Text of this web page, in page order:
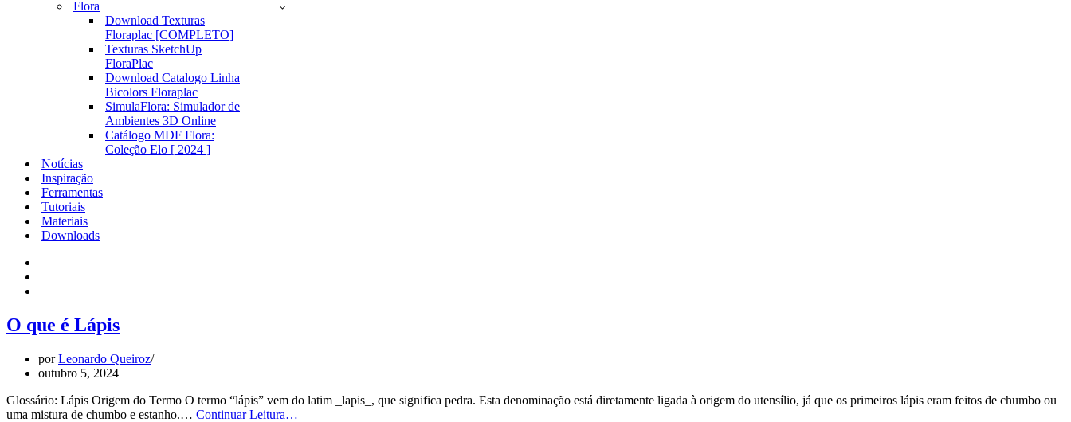
Flora
Download Texturas
Floraplac [COMPLETO]
Texturas SketchUp
FloraPlac
Download Catalogo Linha
Bicolors Floraplac
SimulaFlora: Simulador de
Ambientes 3D Online
Catálogo MDF Flora:
Coleção Elo [ 2024 ]
Notícias
Inspiração
Ferramentas
Tutoriais
Materiais
Downloads
O que é Lápis
porLeonardo Queiroz
outubro 5, 2024
Glossário: Lápis Origem do Termo O termo “lápis” vem do latim _lapis_, que significa pedra. Esta denominação está diretamente ligada à origem do utensílio, já que os primeiros lápis eram feitos de chumbo ou
uma mistura de chumbo e estanho.… Continuar Leitura…